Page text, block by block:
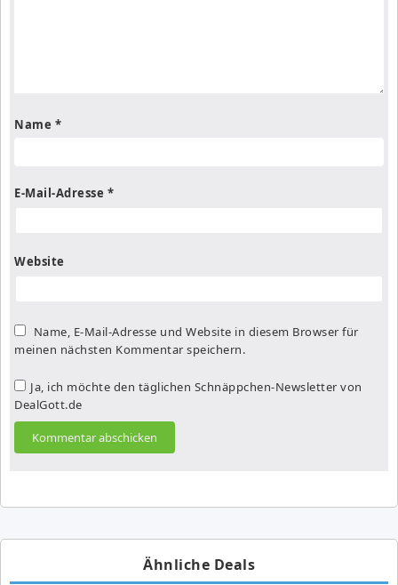
Name *
E-Mail-Adresse *
Website
Name, E-Mail-Adresse und Website in diesem Browser für
meinen nächsten Kommentar speichern.
Ja, ich möchte den täglichen Schnäppchen-Newsletter von
DealGott.de
Ähnliche Deals